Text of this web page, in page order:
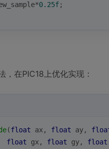
0.25f;
在PIC18上优化实现：
(float ax, float ay,
float gx, float gy, float